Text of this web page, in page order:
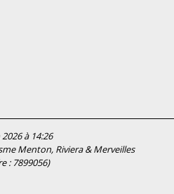
à 14:26
Menton, Riviera & Merveilles
: 7899056)